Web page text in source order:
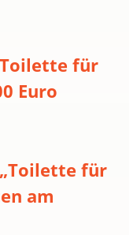
für
Euro
für
am